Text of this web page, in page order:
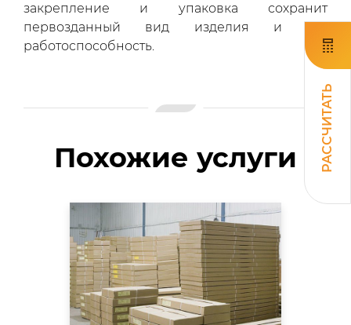
РАССЧИТАТЬ
закрепление и упаковка сохранит
первозданный вид изделия и его
работоспособность.
Похожие услуги